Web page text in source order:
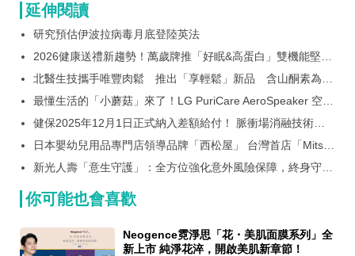
延伸閱讀
研究預估伊波拉病毒月底登陸英法
2026健康送禮新趨勢！萬歲牌推「好眠&高蛋白」雙機能堅果
飲禮盒登場
北醫生技攜手唯豐肉鬆 推出「享輕鬆」新品 含山酮素為長
輩打造日常營養新選擇
最懂生活的「小蘑菇」來了！LG PuriCare AeroSpeaker 空氣
清淨機預購衝破 1,600 萬 傢俱化家電再升級：360° 全向性音
響 x 變化式氛圍燈光一次到位
健保2025年12月1日正式納入差額給付！ 脈衝場消融技術治
療心房顫動急性成功率高達99.7%
日本嬰幼兒用品專門店領導品牌「西松屋」 台灣首店「Mitsui
Outlet Park 台南店」正式開幕
新光人壽「意生守護」：全方位強化意外風險保障，終身守護
你可能也會喜歡
Neogence霓淨思「花・美肌面膜系列」全
新上市 純淨花淬，開啟美肌新章節！